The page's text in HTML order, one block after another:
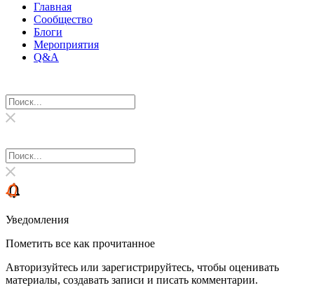
Главная
Сообщество
Блоги
Мероприятия
Q&A
Уведомления
Пометить все как прочитанное
Авторизуйтесь или зарегистрируйтесь, чтобы оценивать
материалы, создавать записи и писать комментарии.